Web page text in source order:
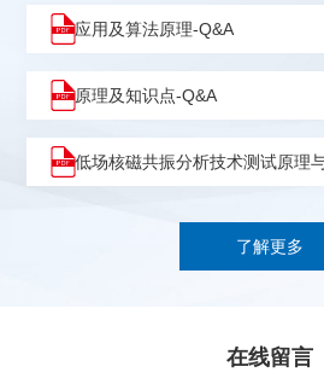
应用及算法原理-Q&A
原理及知识点-Q&A
低场核磁共振分析技术测试原理
了解更多
在线留言